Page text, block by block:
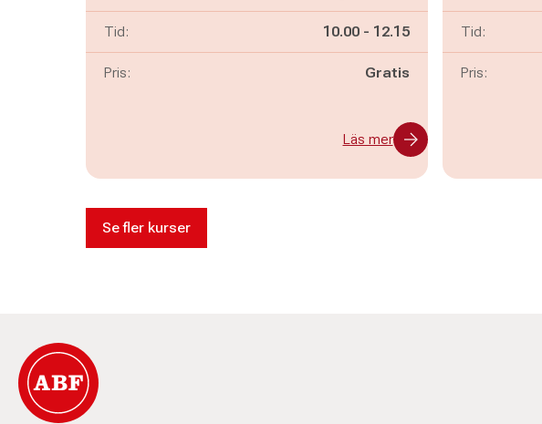
Tid: Pågår mellan
10.00 - och
12.15
Pris: Gratis
Läs mer
Tid:
Pris:
Se fler kurser